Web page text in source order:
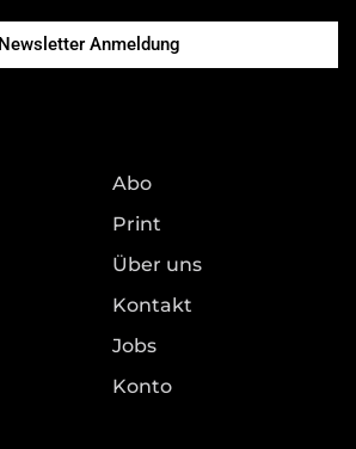
Newsletter Anmeldung
Abo
Print
Über uns
Kontakt
Jobs
Konto